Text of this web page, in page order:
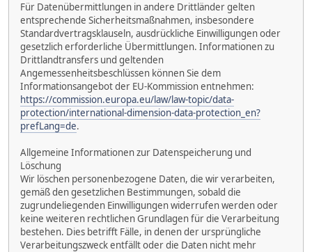
Für Datenübermittlungen in andere Drittländer gelten
entsprechende Sicherheitsmaßnahmen, insbesondere
Standardvertragsklauseln, ausdrückliche Einwilligungen oder
gesetzlich erforderliche Übermittlungen. Informationen zu
Drittlandtransfers und geltenden
Angemessenheitsbeschlüssen können Sie dem
Informationsangebot der EU-Kommission entnehmen:
https://commission.europa.eu/law/law-topic/data-
protection/international-dimension-data-protection_en?
prefLang=de.
Allgemeine Informationen zur Datenspeicherung und
Löschung
Wir löschen personenbezogene Daten, die wir verarbeiten,
gemäß den gesetzlichen Bestimmungen, sobald die
zugrundeliegenden Einwilligungen widerrufen werden oder
keine weiteren rechtlichen Grundlagen für die Verarbeitung
bestehen. Dies betrifft Fälle, in denen der ursprüngliche
Verarbeitungszweck entfällt oder die Daten nicht mehr